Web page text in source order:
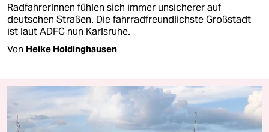
RadfahrerInnen fühlen sich immer unsicherer auf
deutschen Straßen. Die fahrradfreundlichste Großstadt
ist laut ADFC nun Karlsruhe.
Von Heike Holdinghausen